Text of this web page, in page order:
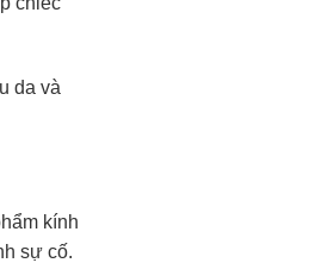
da và
kính
sự cố.